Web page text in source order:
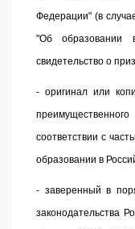
Федерации" (в
"Об образовании
свидетельство о
- оригинал или
соответствии с
образовании в
- заверенный в
законодательства